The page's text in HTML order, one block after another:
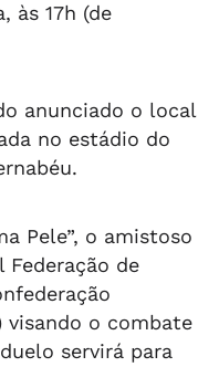
às 17h (de
anunciado o local
no estádio do
Pele”, o amistoso
de
visando o combate
servirá para